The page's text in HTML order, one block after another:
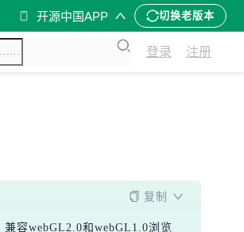
开源中国APP 切换老版本
登录 注册
复制
容webGL2.0和webGL1.0浏览